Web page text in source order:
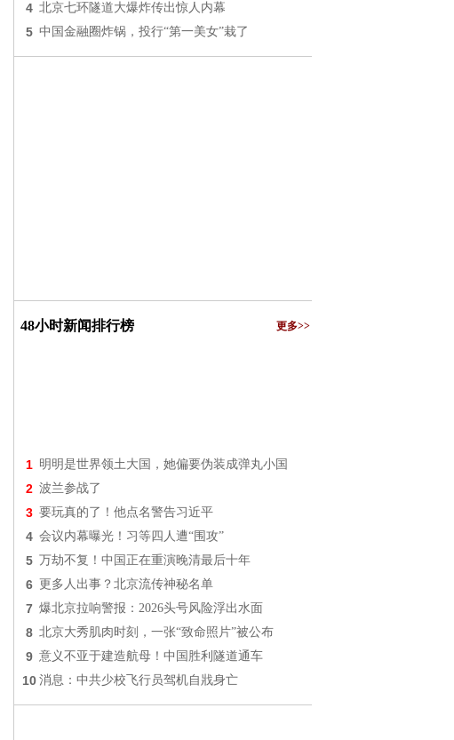
4 北京七环隧道大爆炸传出惊人内幕
5 中国金融圈炸锅，投行“第一美女”栽了
48小时新闻排行榜 更多>>
1 明明是世界领土大国，她偏要伪装成弹丸小国
2 波兰参战了
3 要玩真的了！他点名警告习近平
4 会议内幕曝光！习等四人遭“围攻”
5 万劫不复！中国正在重演晚清最后十年
6 更多人出事？北京流传神秘名单
7 爆北京拉响警报：2026头号风险浮出水面
8 北京大秀肌肉时刻，一张“致命照片”被公布
9 意义不亚于建造航母！中国胜利隧道通车
10 消息：中共少校飞行员驾机自戕身亡